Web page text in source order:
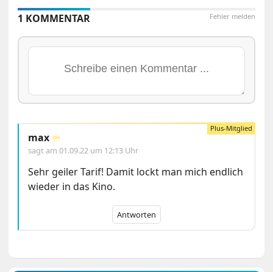
Fehler melden
1 KOMMENTAR
max ♾️
sagt am01.09.22 um 12:13 Uhr
Sehr geiler Tarif! Damit lockt man mich endlich
wieder in das Kino.
Antworten